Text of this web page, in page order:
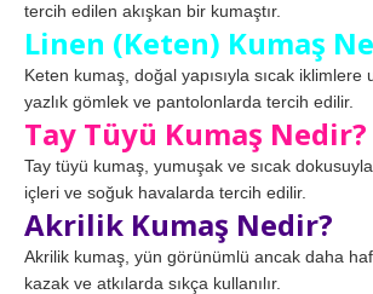
tercih edilen akışkan bir kumaştır.
Linen (Keten) Kumaş
Keten kumaş, doğal yapısıyla sıcak
yazlık gömlek ve pantolonlarda tercih edilir.
Tay Tüyü Kumaş Nedir?
Tay tüyü kumaş, yumuşak ve sıcak
içleri ve soğuk havalarda tercih edilir.
Akrilik Kumaş Nedir?
Akrilik kumaş, yün görünümlü ancak daha
kazak ve atkılarda sıkça kullanılır.